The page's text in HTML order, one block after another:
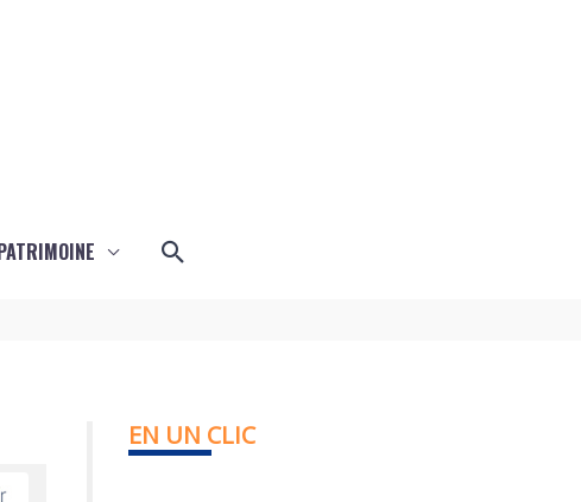
Rechercher
EN UN CLIC